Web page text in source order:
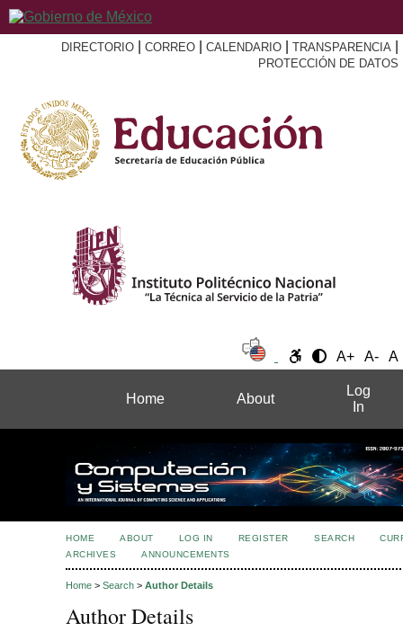
DIRECTORIO CORREO CALENDARIO TRANSPARENCIA
PROTECCIÓN DE DATOS
A+ A- A
Home About
Log
In
HOME ABOUT LOG IN REGISTER SEARCH
ARCHIVES
ANNOUNCEMENTS
Home > Search > Author Details
Author Details